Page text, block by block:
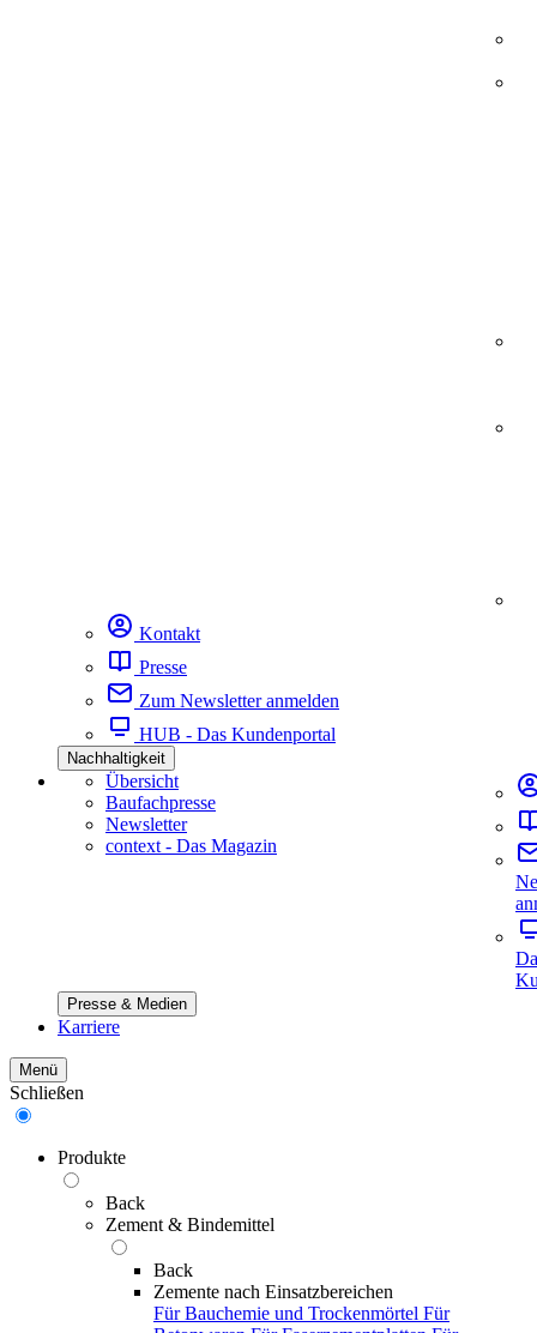
Kontakt
Presse
Zum Newsletter anmelden
HUB - Das Kundenportal
Nachhaltigkeit
Übersicht
Baufachpresse
Newsletter
context - Das Magazin
Presse & Medien
Karriere
Menü
Schließen
Produkte
Back
Zement & Bindemittel
Back
Zemente nach Einsatzbereichen
Für Bauchemie und Trockenmörtel Für